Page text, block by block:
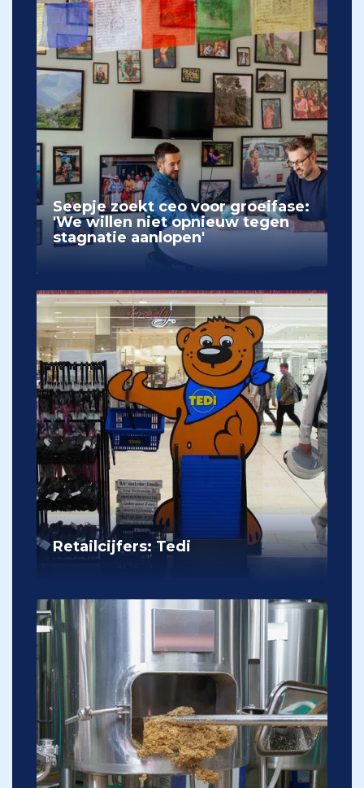
Seepje zoekt ceo voor groeifase:
'We willen niet opnieuw tegen
stagnatie aanlopen'
Retailcijfers: Tedi